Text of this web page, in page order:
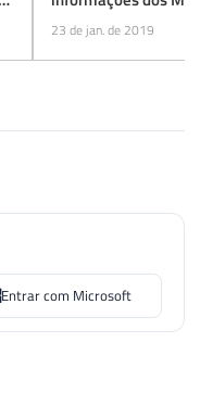
24/01/2019 às 20:30
23 de jan. de 2019
Entrar com Microsoft